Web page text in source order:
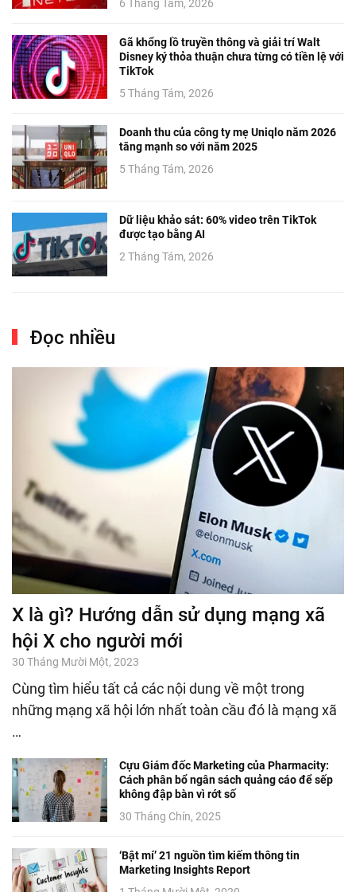
6 Tháng Tám, 2026
Gã khổng lồ truyền thông và giải trí Walt
Disney ký thỏa thuận chưa từng có tiền lệ với
TikTok
5 Tháng Tám, 2026
Doanh thu của công ty mẹ Uniqlo năm 2026
tăng mạnh so với năm 2025
5 Tháng Tám, 2026
Dữ liệu khảo sát: 60% video trên TikTok
được tạo bằng AI
2 Tháng Tám, 2026
Đọc nhiều
X là gì? Hướng dẫn sử dụng mạng xã
hội X cho người mới
30 Tháng Mười Một, 2023
Cùng tìm hiểu tất cả các nội dung về một trong
những mạng xã hội lớn nhất toàn cầu đó là mạng xã
…
Cựu Giám đốc Marketing của Pharmacity:
Cách phân bổ ngân sách quảng cáo để sếp
không đập bàn vì rớt số
30 Tháng Chín, 2025
‘Bật mí’ 21 nguồn tìm kiếm thông tin
Marketing Insights Report